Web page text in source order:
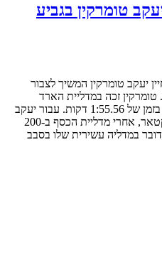
טומרקין בגביע
יעקב טומרקין המשיך לצבור
זכה במדליית הארד
במשחה ל-200 מטרים מעורב אישי, בזמן של 1:55.56 דקות. עבור יעקב
מדובר זוהי מדליה שנייה בתחרות בקטאר, אחרי מדליית הכסף ב-200
במדליה עשירית שלו בסבב